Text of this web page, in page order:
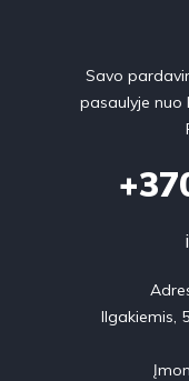
Savo
pasaulyje nuo
Ilgakiemis,